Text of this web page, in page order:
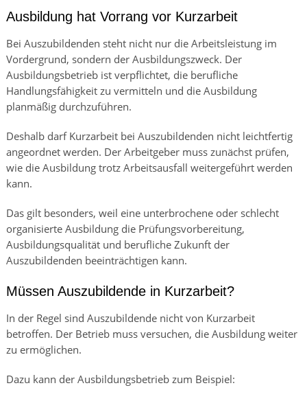
Ausbildung hat Vorrang vor Kurzarbeit
Bei Auszubildenden steht nicht nur die Arbeitsleistung im
Vordergrund, sondern der Ausbildungszweck. Der
Ausbildungsbetrieb ist verpflichtet, die berufliche
Handlungsfähigkeit zu vermitteln und die Ausbildung
planmäßig durchzuführen.
Deshalb darf Kurzarbeit bei Auszubildenden nicht leichtfertig
angeordnet werden. Der Arbeitgeber muss zunächst prüfen,
wie die Ausbildung trotz Arbeitsausfall weitergeführt werden
kann.
Das gilt besonders, weil eine unterbrochene oder schlecht
organisierte Ausbildung die Prüfungsvorbereitung,
Ausbildungsqualität und berufliche Zukunft der
Auszubildenden beeinträchtigen kann.
Müssen Auszubildende in Kurzarbeit?
In der Regel sind Auszubildende nicht von Kurzarbeit
betroffen. Der Betrieb muss versuchen, die Ausbildung weiter
zu ermöglichen.
Dazu kann der Ausbildungsbetrieb zum Beispiel: